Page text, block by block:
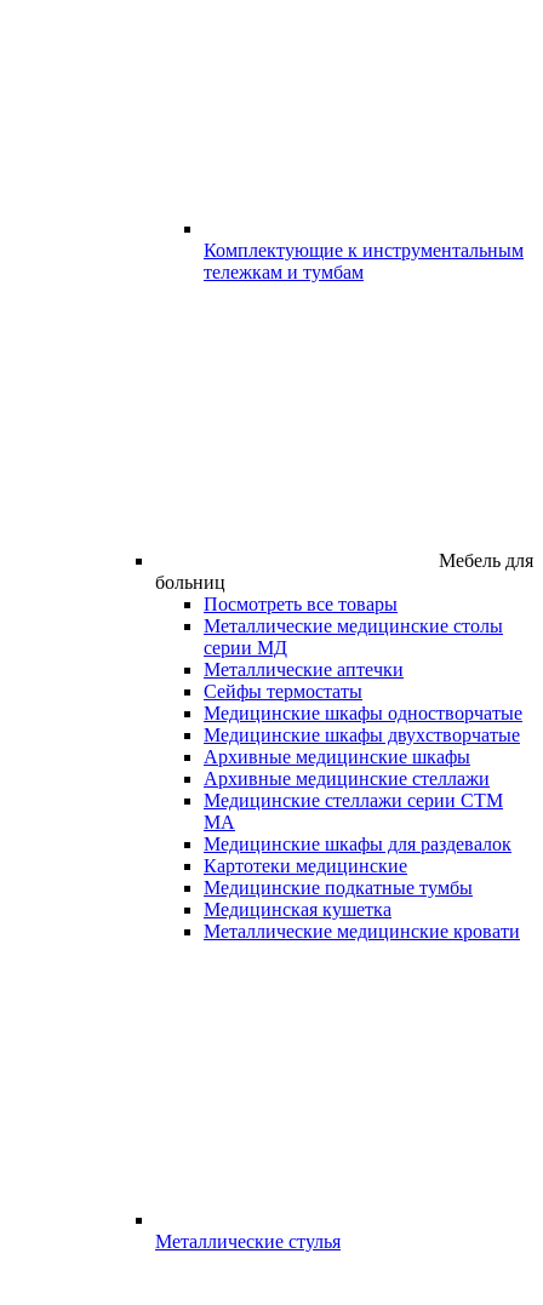
Комплектующие к инструментальным
тележкам и тумбам
Мебель для
больниц
Посмотреть все товары
Металлические медицинские столы
серии МД
Металлические аптечки
Сейфы термостаты
Медицинские шкафы одностворчатые
Медицинские шкафы двухстворчатые
Архивные медицинские шкафы
Архивные медицинские стеллажи
Медицинские стеллажи серии СТМ
МА
Медицинские шкафы для раздевалок
Картотеки медицинские
Медицинские подкатные тумбы
Медицинская кушетка
Металлические медицинские кровати
Металлические стулья